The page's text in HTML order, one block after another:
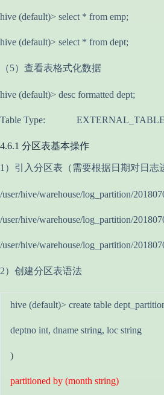
hive (default)> select * from emp;
hive (default)> select * from dept;
（5）查看表格式化数据
hive (default)> desc formatted dept;
Table Type: EXTERNAL_TABLE
4.6.1 分区表基本操作
1）引入分区表（需要根据日期对日志
/user/hive/warehouse/log_partition/
/user/hive/warehouse/log_partition/
/user/hive/warehouse/log_partition/
2）创建分区表语法
hive (default)> create table
deptno int, dname string, loc string
)
partitioned by (month string)